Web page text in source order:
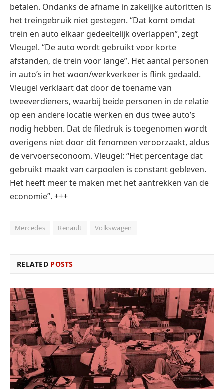
betalen. Ondanks de afname in zakelijke autoritten is
het treingebruik niet gestegen. “Dat komt omdat
trein en auto elkaar gedeeltelijk overlappen”, zegt
Vleugel. “De auto wordt gebruikt voor korte
afstanden, de trein voor lange”. Het aantal personen
in auto’s in het woon/werkverkeer is flink gedaald.
Vleugel verklaart dat door de toename van
tweeverdieners, waarbij beide personen in de relatie
op een andere locatie werken en dus twee auto’s
nodig hebben. Dat de filedruk is toegenomen wordt
overigens niet door dit fenomeen veroorzaakt, aldus
de vervoerseconoom. Vleugel: “Het percentage dat
gebruikt maakt van carpoolen is constant gebleven.
Het heeft meer te maken met het aantrekken van de
economie”. +++
Mercedes Renault Volkswagen
RELATED POSTS